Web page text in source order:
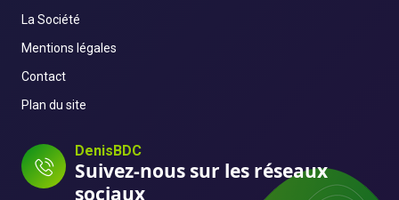
La Société
Mentions légales
Contact
Plan du site
DenisBDC
Suivez-nous sur les réseaux
sociaux